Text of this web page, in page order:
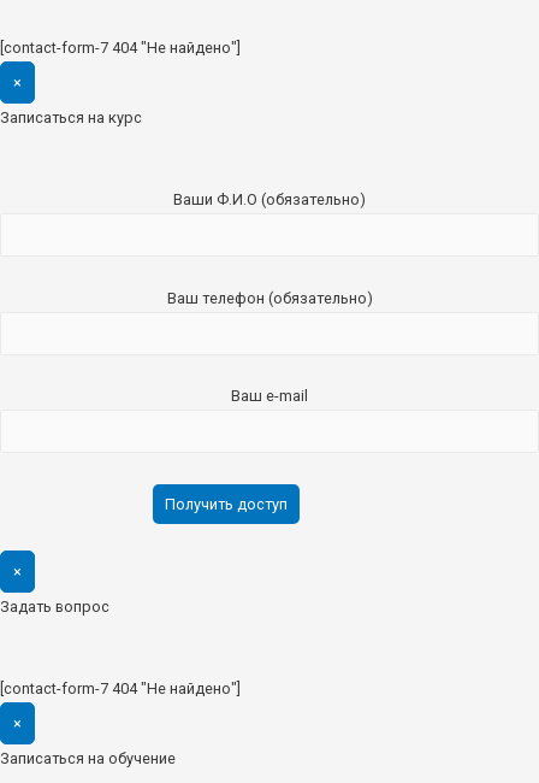
[contact-form-7 404 "Не найдено"]
×
Записаться на курс
Ваши Ф.И.О (обязательно)
Ваш телефон (обязательно)
Ваш e-mail
×
Задать вопрос
[contact-form-7 404 "Не найдено"]
×
Записаться на обучение